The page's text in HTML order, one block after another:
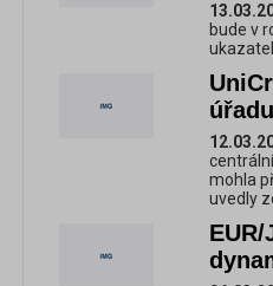
bude v
mohla
uvedly